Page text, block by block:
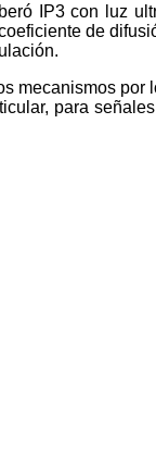
IP3 con luz
de
mecanismos
para